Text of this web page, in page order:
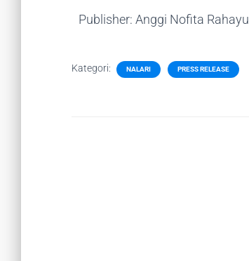
Publisher: Anggi Nofita Rahayu
Kategori: NALARI PRESS RELEASE